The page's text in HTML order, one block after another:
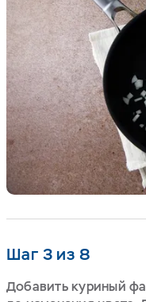
Шаг 3 из 8
Добавить куриный